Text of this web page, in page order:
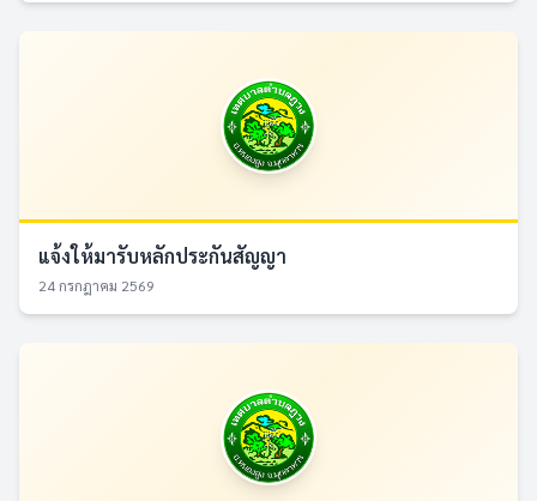
แจ้งให้มารับหลักประกันสัญญา
24 กรกฎาคม 2569